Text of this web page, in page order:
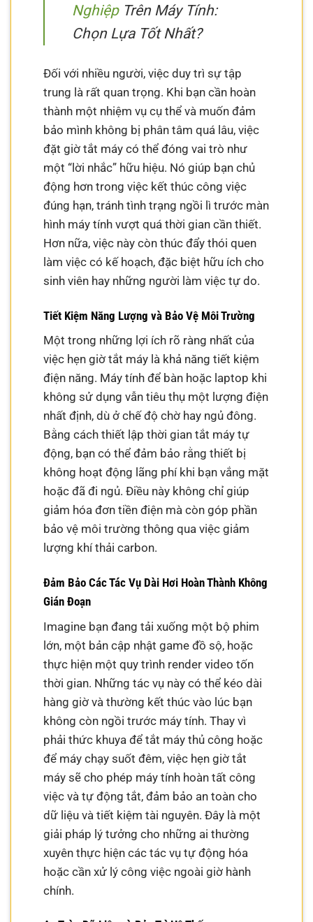
NghiệpTrên Máy Tính:
Chọn Lựa Tốt Nhất?
Đối với nhiều người, việc duy trì sự tập
trung là rất quan trọng. Khi bạn cần hoàn
thành một nhiệm vụ cụ thể và muốn đảm
bảo mình không bị phân tâm quá lâu, việc
đặt giờ tắt máy có thể đóng vai trò như
một “lời nhắc” hữu hiệu. Nó giúp bạn chủ
động hơn trong việc kết thúc công việc
đúng hạn, tránh tình trạng ngồi lì trước màn
hình máy tính vượt quá thời gian cần thiết.
Hơn nữa, việc này còn thúc đẩy thói quen
làm việc có kế hoạch, đặc biệt hữu ích cho
sinh viên hay những người làm việc tự do.
Tiết Kiệm Năng Lượng và Bảo Vệ Môi Trường
Một trong những lợi ích rõ ràng nhất của
việc hẹn giờ tắt máy là khả năng tiết kiệm
điện năng. Máy tính để bàn hoặc laptop khi
không sử dụng vẫn tiêu thụ một lượng điện
nhất định, dù ở chế độ chờ hay ngủ đông.
Bằng cách thiết lập thời gian tắt máy tự
động, bạn có thể đảm bảo rằng thiết bị
không hoạt động lãng phí khi bạn vắng mặt
hoặc đã đi ngủ. Điều này không chỉ giúp
giảm hóa đơn tiền điện mà còn góp phần
bảo vệ môi trường thông qua việc giảm
lượng khí thải carbon.
Đảm Bảo Các Tác Vụ Dài Hơi Hoàn Thành Không
Gián Đoạn
Imagine bạn đang tải xuống một bộ phim
lớn, một bản cập nhật game đồ sộ, hoặc
thực hiện một quy trình render video tốn
thời gian. Những tác vụ này có thể kéo dài
hàng giờ và thường kết thúc vào lúc bạn
không còn ngồi trước máy tính. Thay vì
phải thức khuya để tắt máy thủ công hoặc
để máy chạy suốt đêm, việc hẹn giờ tắt
máy sẽ cho phép máy tính hoàn tất công
việc và tự động tắt, đảm bảo an toàn cho
dữ liệu và tiết kiệm tài nguyên. Đây là một
giải pháp lý tưởng cho những ai thường
xuyên thực hiện các tác vụ tự động hóa
hoặc cần xử lý công việc ngoài giờ hành
chính.